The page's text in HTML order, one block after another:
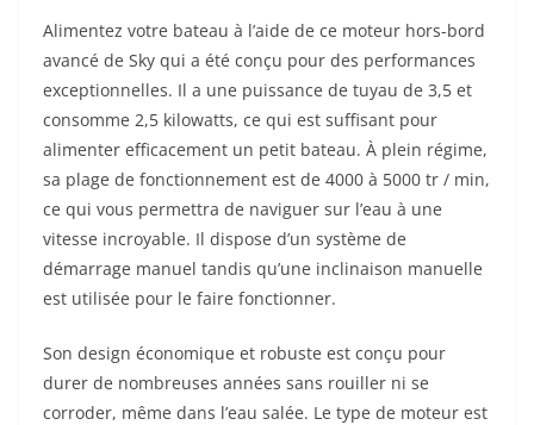
Alimentez votre bateau à l’aide de ce moteur hors-bord
avancé de Sky qui a été conçu pour des performances
exceptionnelles. Il a une puissance de tuyau de 3,5 et
consomme 2,5 kilowatts, ce qui est suffisant pour
alimenter efficacement un petit bateau. À plein régime,
sa plage de fonctionnement est de 4000 à 5000 tr / min,
ce qui vous permettra de naviguer sur l’eau à une
vitesse incroyable. Il dispose d’un système de
démarrage manuel tandis qu’une inclinaison manuelle
est utilisée pour le faire fonctionner.
Son design économique et robuste est conçu pour
durer de nombreuses années sans rouiller ni se
corroder, même dans l’eau salée. Le type de moteur est